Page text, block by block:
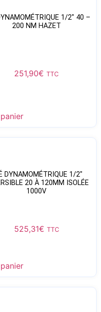
1/2″ 40 –
200 NM HAZET
251,90€ TTC
DYNAMOMÉTRIQUE 1/2″
20 À 120MM ISOLÉE
1000V
525,31€ TTC